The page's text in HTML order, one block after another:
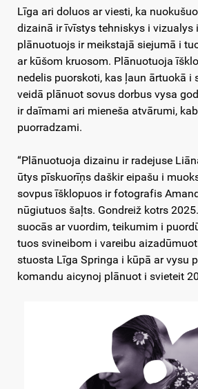
Līga ari doluos ar viesti, ka
dizainā ir īvīstys tehniskys i vizualys
plānuotuojs ir meikstajā siejumā i
ar kūšom kruosom. Plānuotuoja
nedelis puorskoti, kas ļaun ārtuokā i
veidā plānuot sovus dorbus vysa
ir daīmami ari mieneša atvārumi,
puorradzami.
“Plānuotuoja dizainu ir radejuse
ūtys pīskuorīņs daškir eipašu i
sovpus īšklopuos ir fotografis
nūgiutuos šaļts. Gondreiž kotrs
suocās ar vuordim, teikumim i
tuos svineibom i vareibu aizadūmuot
stuosta Līga Springa i kūpā ar vysu
komandu aicynoj plānuot i svieteit